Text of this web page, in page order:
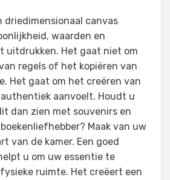
driedimensionaal canvas
waarden en
uitdrukken. Het gaat niet om
regels of het kopiëren van
Het gaat om het creëren van
aanvoelt. Houdt u
dan zien met souvenirs en
Maak van uw
van de kamer. Een goed
u om uw essentie te
ruimte. Het creëert een